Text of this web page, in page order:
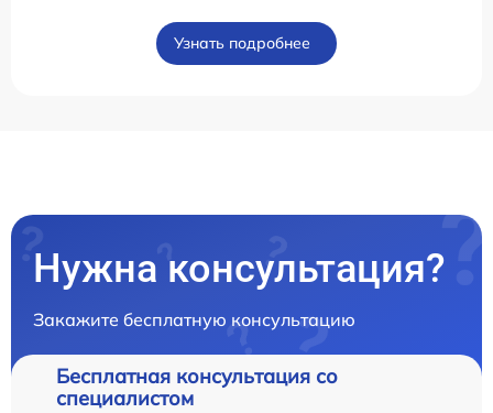
Узнать подробнее
Нужна консультация?
Закажите бесплатную консультацию
Бесплатная консультация со
специалистом